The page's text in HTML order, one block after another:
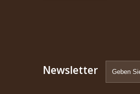
Newsletter